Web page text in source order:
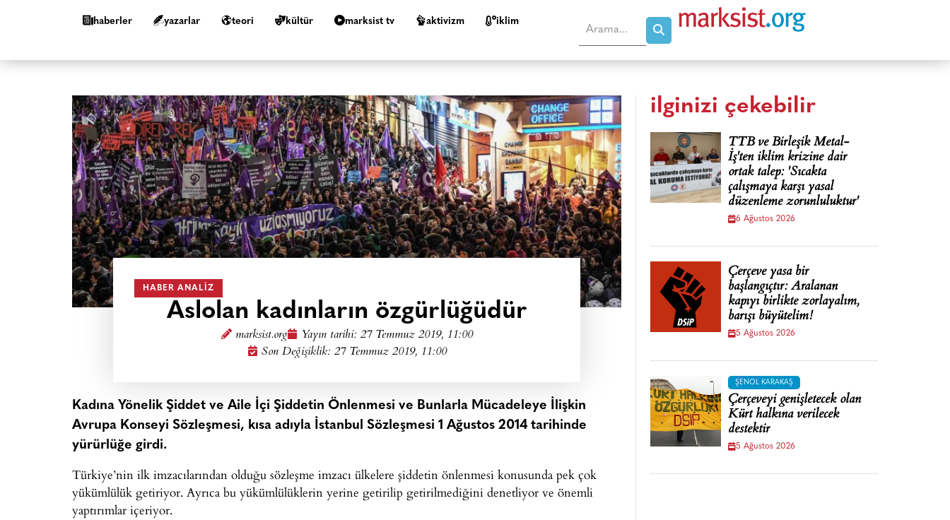
haberler yazarlar teori kültür marksist tv aktivizm i̇klim
HABER ANALIZ
Aslolan kadınların özgürlüğüdür
marksist.org Yayın tarihi: 27 Temmuz 2019, 11:00
Son Değişiklik: 27 Temmuz 2019, 11:00
Kadına Yönelik Şiddet ve Aile İçi Şiddetin Önlenmesi ve Bunlarla Mücadeleye İlişkin
Avrupa Konseyi Sözleşmesi, kısa adıyla İstanbul Sözleşmesi 1 Ağustos 2014 tarihinde
yürürlüğe girdi.
Türkiye’nin ilk imzacılarından olduğu sözleşme imzacı ülkelere şiddetin önlenmesi konusunda pek çok
yükümlülük getiriyor. Ayrıca bu yükümlülüklerin yerine getirilip getirilmediğini denetliyor ve önemli
yaptırımlar içeriyor.
ilginizi çekebilir
TTB ve Birleşik Metal-
İş'ten iklim krizine dair
ortak talep: 'Sıcakta
çalışmaya karşı yasal
düzenleme zorunluluktur'
6 Ağustos 2026
Çerçeve yasa bir
başlangıçtır: Aralanan
kapıyı birlikte zorlayalım,
barışı büyütelim!
5 Ağustos 2026
ŞENOL KARAKAŞ
Çerçeveyi genişletecek olan
Kürt halkına verilecek
destektir
5 Ağustos 2026